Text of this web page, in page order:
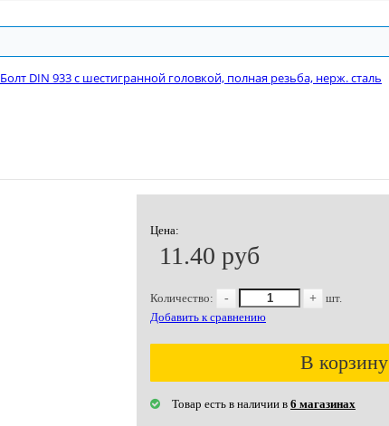
Болт DIN 933 с шестигранной головкой, полная резьба, нерж. сталь
Цена:
11.40 руб
Количество: - +
шт.
Добавить к сравнению
В корзину
Товар есть в наличии в 6 магазинах